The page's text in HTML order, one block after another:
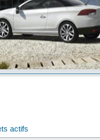
actifs